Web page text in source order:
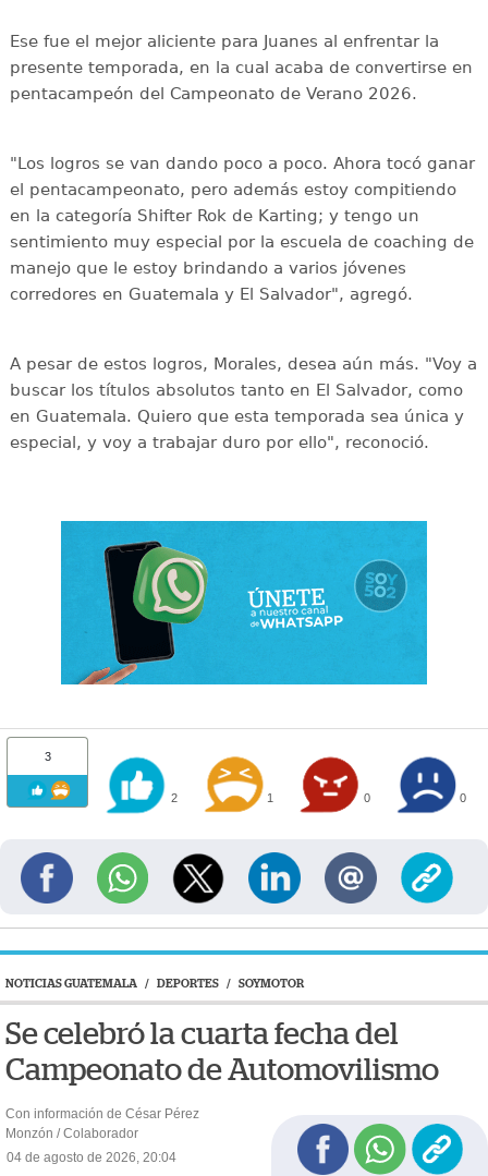
Ese fue el mejor aliciente para Juanes al enfrentar la
presente temporada, en la cual acaba de convertirse en
pentacampeón del Campeonato de Verano 2026.
"Los logros se van dando poco a poco. Ahora tocó ganar
el pentacampeonato, pero además estoy compitiendo
en la categoría Shifter Rok de Karting; y tengo un
sentimiento muy especial por la escuela de coaching de
manejo que le estoy brindando a varios jóvenes
corredores en Guatemala y El Salvador", agregó.
A pesar de estos logros, Morales, desea aún más. "Voy a
buscar los títulos absolutos tanto en El Salvador, como
en Guatemala. Quiero que esta temporada sea única y
especial, y voy a trabajar duro por ello", reconoció.
3
2 1 0 0
NOTICIAS GUATEMALA / DEPORTES / SOYMOTOR
Se celebró la cuarta fecha del
Campeonato de Automovilismo
Con información de César Pérez
Monzón / Colaborador
04 de agosto de 2026, 20:04